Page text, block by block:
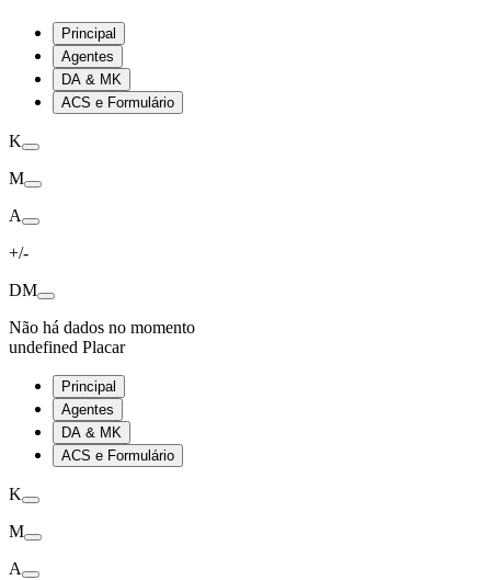
Principal
Agentes
DA & MK
ACS e Formulário
K
M
A
+/-
DM
Não há dados no momento
undefined Placar
Principal
Agentes
DA & MK
ACS e Formulário
K
M
A